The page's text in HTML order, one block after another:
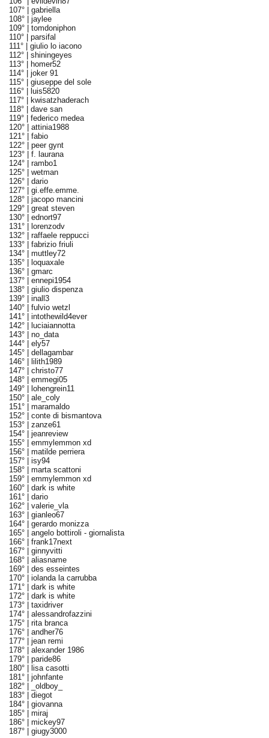
107° | gabriella
108° | jaylee
109° | tomdoniphon
110° | parsifal
111° | giulio lo iacono
112° | shiningeyes
113° |
homer52
114° | joker 91
115° | giuseppe del sole
116° |
luis5820
117° |
kwisatzhaderach
118° | dave san
119° | federico medea
120° | attinia1988
121° | fabio
122° | peer gynt
123° | f. laurana
124° | rambo1
125° | wetman
126° | dario
127° | gi.effe.emme.
128° | jacopo mancini
129° | great steven
130° | ednort97
131° |
lorenzodv
132° | raffaele reppucci
133° | fabrizio friuli
134° | muttley72
135° |
loquaxale
136° | gmarc
137° | ennepi1954
138° | giulio dispenza
139° | inall3
140° | fulvio wetzl
141° | intothewild4ever
142° |
luciaiannotta
143° | no_data
144° | ely57
145° | dellagambar
146° |
lilith1989
147° | christo77
148° | emmegi05
149° |
lohengrein11
150° | ale_coly
151° | maramaldo
152° | conte di bismantova
153° | zanze61
154° | jeanreview
155° | emmylemmon xd
156° | matilde perriera
157° | isy94
158° | marta scattoni
159° | emmylemmon xd
160° | dark is white
161° | dario
162° | valerie_vla
163° | gianleo67
164° | gerardo monizza
165° | angelo bottiroli - giornalista
166° | frank17next
167° | ginnyvitti
168° | aliasname
169° | des esseintes
170° | iolanda la carrubba
171° | dark is white
172° | dark is white
173° | taxidriver
174° | alessandrofazzini
175° | rita branca
176° | andher76
177° | jean remi
178° | alexander 1986
179° | paride86
180° |
lisa casotti
181° | johnfante
182° |
_oldboy_
183° | diegot
184° | giovanna
185° | miraj
186° | mickey97
187° | giugy3000